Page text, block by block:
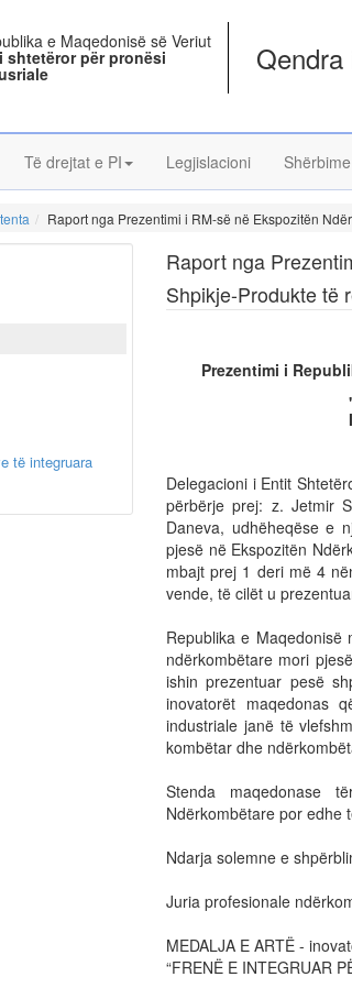
e Maqedonisë së Veriut
shtetëror për pronësi
Të drejtat e PI Legjislacioni Shërbime
Raport nga Prezentimi i RM-së në Ekspozitën
të integruara
Raport nga
Shpikje-Produkte të
Prezentimi i
Delegacioni i Entit
përbërje prej: z. Jetmir
Daneva, udhëheqëse e
pjesë në Ekspozitën
mbajt prej 1 deri më 4
vende, të cilët u
Republika e
ndërkombëtare mori
ishin prezentuar pesë
inovatorët maqedonas
industriale janë të
kombëtar dhe
Stenda maqedonase
Ndërkombëtare por edhe
Ndarja solemne e
Juria profesionale
MEDALJA E ARTË -
“FRENË E INTEGRUAR